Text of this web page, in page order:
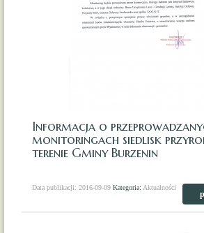
Informacja o
monitoringach siedlisk
terenie Gminy Burzenin
Data publikacji: 2016-09-09 Kategoria: Aktualności